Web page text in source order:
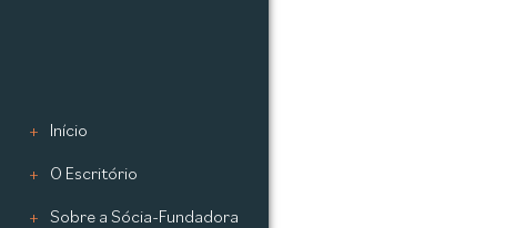
Início
O Escritório
Sobre a Sócia-Fundadora